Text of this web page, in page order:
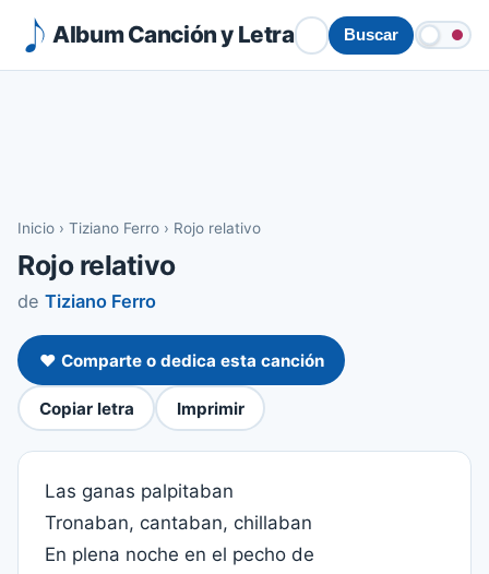
Album Canción y Letra Buscar
Inicio › Tiziano Ferro › Rojo relativo
Rojo relativo
de Tiziano Ferro
❤️ Comparte o dedica esta canción
Copiar letra Imprimir
Las ganas palpitaban
Tronaban, cantaban, chillaban
En plena noche en el pecho de